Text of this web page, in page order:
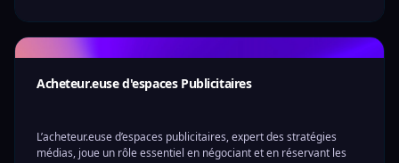
Acheteur.euse d'espaces Publicitaires
L’acheteur.euse d’espaces publicitaires, expert des stratégies
médias, joue un rôle essentiel en négociant et en réservant les